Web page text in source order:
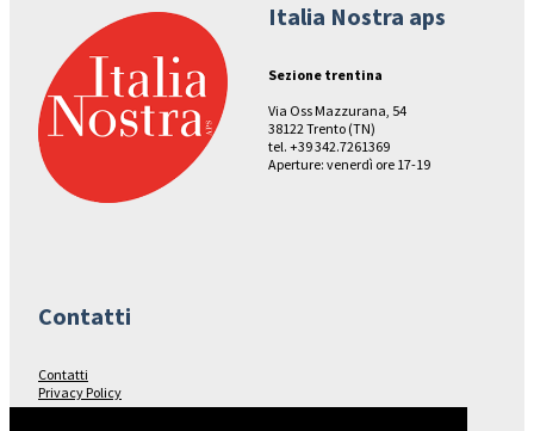
Italia Nostra aps
Sezione trentina
Via Oss Mazzurana, 54
38122 Trento (TN)
tel. +39 342.7261369
Aperture: venerdì ore 17-19
Contatti
Contatti
Privacy Policy